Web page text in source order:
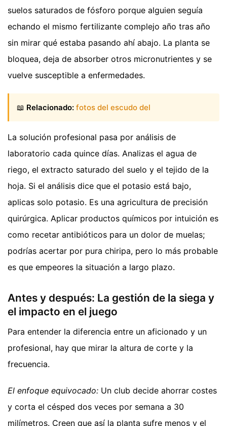
suelos saturados de fósforo porque alguien seguía
echando el mismo fertilizante complejo año tras año
sin mirar qué estaba pasando ahí abajo. La planta se
bloquea, deja de absorber otros micronutrientes y se
vuelve susceptible a enfermedades.
📖 Relacionado: fotos del escudo del
La solución profesional pasa por análisis de
laboratorio cada quince días. Analizas el agua de
riego, el extracto saturado del suelo y el tejido de la
hoja. Si el análisis dice que el potasio está bajo,
aplicas solo potasio. Es una agricultura de precisión
quirúrgica. Aplicar productos químicos por intuición es
como recetar antibióticos para un dolor de muelas;
podrías acertar por pura chiripa, pero lo más probable
es que empeores la situación a largo plazo.
Antes y después: La gestión de la siega y
el impacto en el juego
Para entender la diferencia entre un aficionado y un
profesional, hay que mirar la altura de corte y la
frecuencia.
El enfoque equivocado: Un club decide ahorrar costes
y corta el césped dos veces por semana a 30
milímetros. Creen que así la planta sufre menos y el